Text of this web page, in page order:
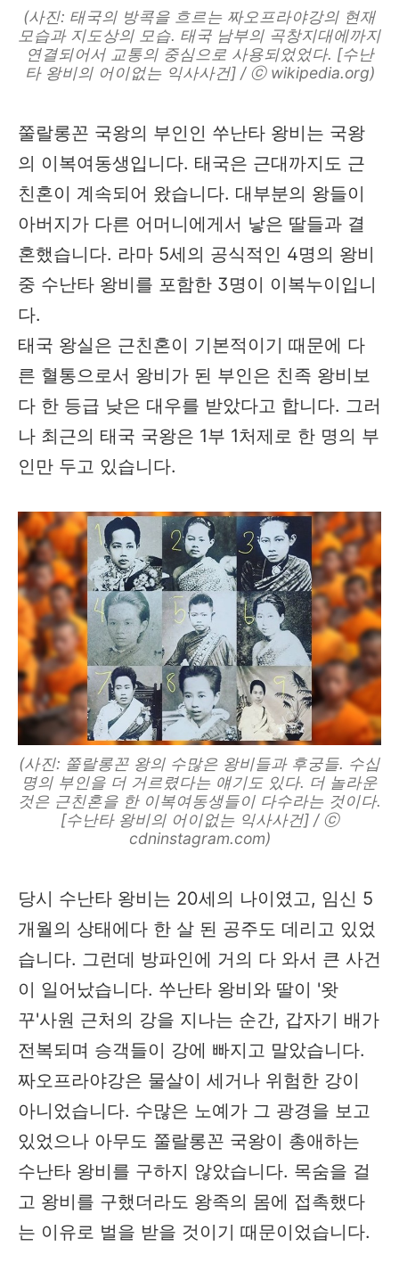
(사진: 태국의 방콕을 흐르는 짜오프라야강의 현재
모습과 지도상의 모습. 태국 남부의 곡창지대에까지
연결되어서 교통의 중심으로 사용되었었다. [수난
타 왕비의 어이없는 익사사건] / ⓒ wikipedia.org)
쭐랄롱꼰 국왕의 부인인 쑤난타 왕비는 국왕
의 이복여동생입니다. 태국은 근대까지도 근
친혼이 계속되어 왔습니다. 대부분의 왕들이
아버지가 다른 어머니에게서 낳은 딸들과 결
혼했습니다. 라마 5세의 공식적인 4명의 왕비
중 수난타 왕비를 포함한 3명이 이복누이입니
다.
태국 왕실은 근친혼이 기본적이기 때문에 다
른 혈통으로서 왕비가 된 부인은 친족 왕비보
다 한 등급 낮은 대우를 받았다고 합니다. 그러
나 최근의 태국 국왕은 1부 1처제로 한 명의 부
인만 두고 있습니다.
(사진: 쭐랄롱꼰 왕의 수많은 왕비들과 후궁들. 수십
명의 부인을 더 거르렸다는 얘기도 있다. 더 놀라운
것은 근친혼을 한 이복여동생들이 다수라는 것이다.
[수난타 왕비의 어이없는 익사사건] / ⓒ
cdninstagram.com)
당시 수난타 왕비는 20세의 나이였고, 임신 5
개월의 상태에다 한 살 된 공주도 데리고 있었
습니다. 그런데 방파인에 거의 다 와서 큰 사건
이 일어났습니다. 쑤난타 왕비와 딸이 '왓
꾸'사원 근처의 강을 지나는 순간, 갑자기 배가
전복되며 승객들이 강에 빠지고 말았습니다.
짜오프라야강은 물살이 세거나 위험한 강이
아니었습니다. 수많은 노예가 그 광경을 보고
있었으나 아무도 쭐랄롱꼰 국왕이 총애하는
수난타 왕비를 구하지 않았습니다. 목숨을 걸
고 왕비를 구했더라도 왕족의 몸에 접촉했다
는 이유로 벌을 받을 것이기 때문이었습니다.